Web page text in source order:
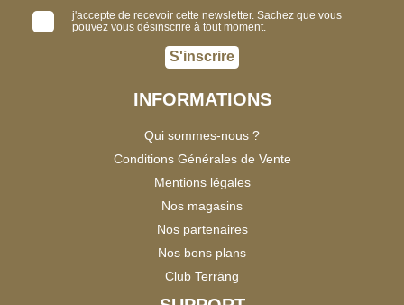
j'accepte de recevoir cette newsletter. Sachez que vous
pouvez vous désinscrire à tout moment.
S'inscrire
INFORMATIONS
Qui sommes-nous ?
Conditions Générales de Vente
Mentions légales
Nos magasins
Nos partenaires
Nos bons plans
Club Terräng